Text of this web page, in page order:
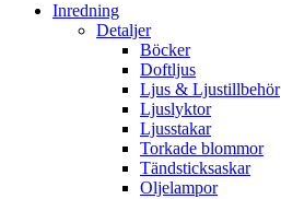
Inredning
Detaljer
Böcker
Doftljus
Ljus & Ljustillbehör
Ljuslyktor
Ljusstakar
Torkade blommor
Tändsticksaskar
Oljelampor